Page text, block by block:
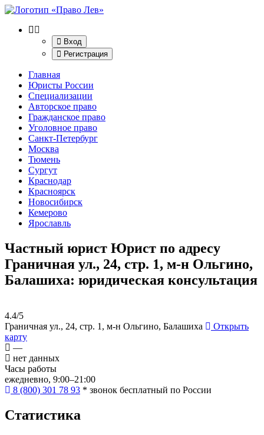
Вход
Регистрация
Главная
Юристы России
Специализации
Авторское право
Гражданское право
Уголовное право
Санкт-Петербург
Москва
Тюмень
Сургут
Краснодар
Красноярск
Новосибирск
Кемерово
Ярославль
Частный юрист Юрист по адресу
Граничная ул., 24, стр. 1, м-н Ольгино,
Балашиха: юридическая консультация
4.4/5
Граничная ул., 24, стр. 1, м-н Ольгино, Балашиха
Открыть
карту
—
нет данных
Часы работы
ежедневно, 9:00–21:00
8 (800) 301 78 93 * звонок бесплатный по России
Статистика